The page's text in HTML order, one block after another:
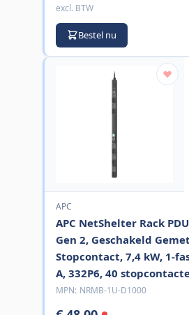
excl. BTW
Bestel nu
APC
APC NetShelter Rack
Gen 2, Geschakeld
Stopcontact, 7,4 kW, 1-
A, 332P6, 40
MPN: NRMB-1U-D1000